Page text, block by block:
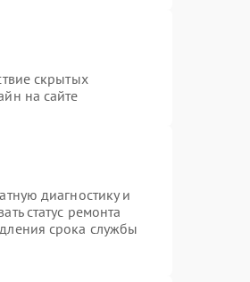
скрытых
на сайте
диагностику и
статус ремонта
срока службы